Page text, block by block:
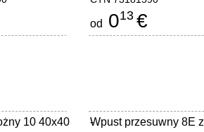
od 013 €
10 40x40
Wpust przesuwny 8E z
-